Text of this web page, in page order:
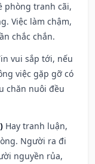
phòng tranh cãi,
Việc làm chậm,
chắc chắn.
vui sắp tới, nếu
việc gặp gỡ có
chăn nuôi đều
Hay tranh luận,
Người ra đi
nguyền rủa,